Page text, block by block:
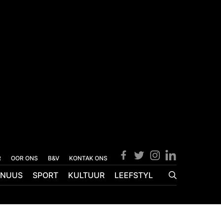
OOR ONS B&V KONTAK ONS
NUUS SPORT KULTUUR LEEFSTYL